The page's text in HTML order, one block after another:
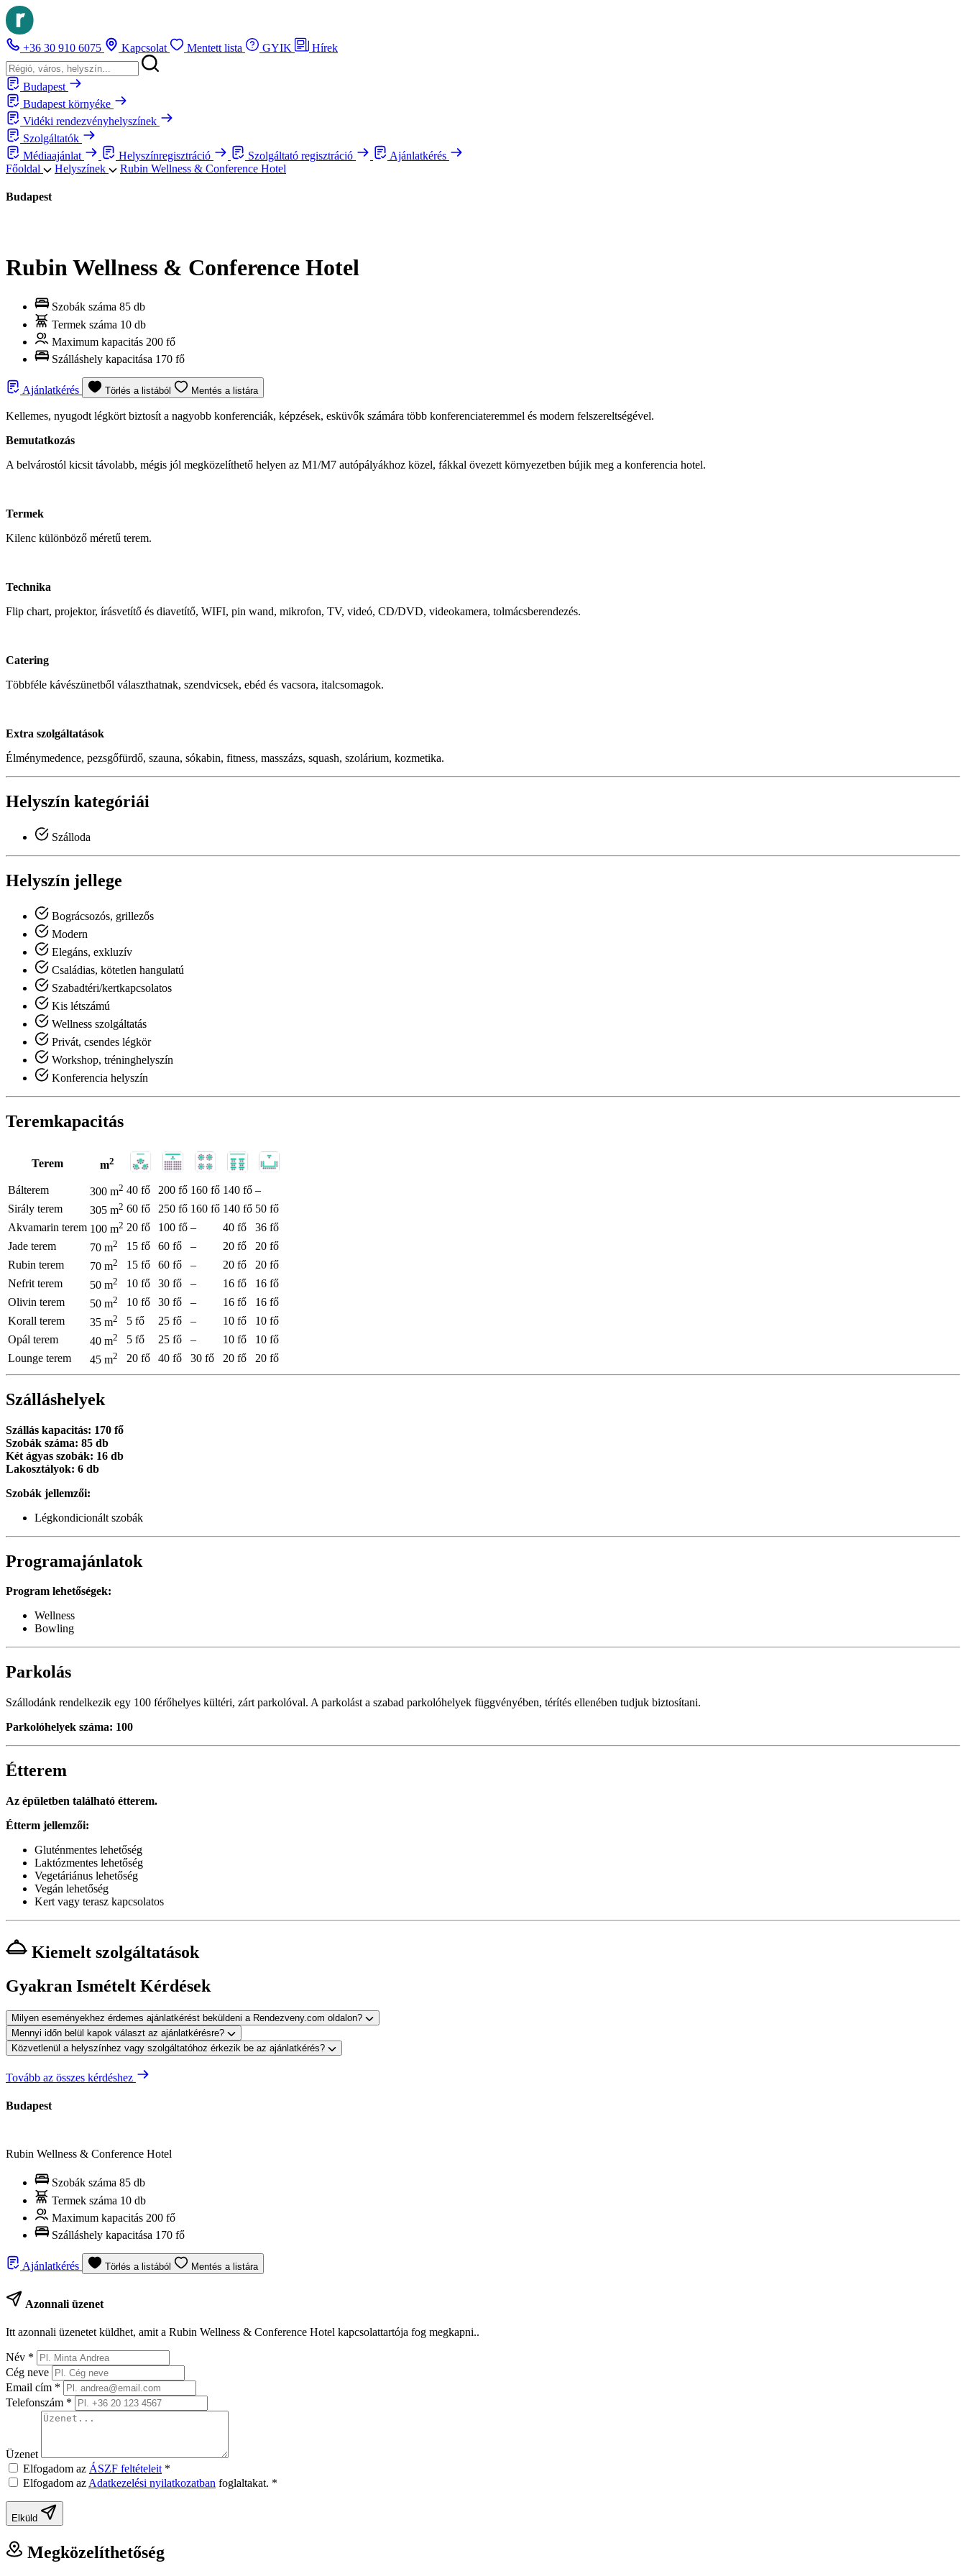
+36 30 910 6075 Kapcsolat Mentett lista GYIK Hírek
Budapest
Budapest környéke
Vidéki rendezvényhelyszínek
Szolgáltatók
Médiaajánlat
Helyszínregisztráció Szolgáltató regisztráció
Ajánlatkérés
Főoldal
Helyszínek Rubin Wellness & Conference Hotel
Budapest
Rubin Wellness & Conference Hotel
Szobák száma 85 db
Termek száma 10 db
Maximum kapacitás 200 fő
Szálláshely kapacitása 170 fő
Ajánlatkérés Törlés a listából Mentés a listára
Kellemes, nyugodt légkört biztosít a nagyobb konferenciák, képzések, esküvők számára több konferenciateremmel és modern felszereltségével.
Bemutatkozás
A belvárostól kicsit távolabb, mégis jól megközelíthető helyen az M1/M7 autópályákhoz közel, fákkal övezett környezetben bújik meg a konferencia hotel.
Termek
Kilenc különböző méretű terem.
Technika
Flip chart, projektor, írásvetítő és diavetítő, WIFI, pin wand, mikrofon, TV, videó, CD/DVD, videokamera, tolmácsberendezés.
Catering
Többféle kávészünetből választhatnak, szendvicsek, ebéd és vacsora, italcsomagok.
Extra szolgáltatások
Élménymedence, pezsgőfürdő, szauna, sókabin, fitness, masszázs, squash, szolárium, kozmetika.
Helyszín kategóriái
Szálloda
Helyszín jellege
Bográcsozós, grillezős
Modern
Elegáns, exkluzív
Családias, kötetlen hangulatú
Szabadtéri/kertkapcsolatos
Kis létszámú
Wellness szolgáltatás
Privát, csendes légkör
Workshop, tréninghelyszín
Konferencia helyszín
Teremkapacitás
Terem m2
Bálterem 300 m2 40 fő 200 fő 160 fő 140 fő –
Sirály terem
305 m2 60 fő 250 fő 160 fő 140 fő 50 fő
Akvamarin terem 100 m2 20 fő 100 fő – 40 fő
36 fő
Jade terem
70 m2 15 fő 60 fő – 20 fő
20 fő
Rubin terem
70 m2 15 fő 60 fő – 20 fő
20 fő
Nefrit terem
50 m2 10 fő 30 fő – 16 fő
16 fő
Olivin terem
50 m2 10 fő 30 fő – 16 fő
16 fő
Korall terem
35 m2 5 fő 25 fő – 10 fő
10 fő
Opál terem
40 m2 5 fő 25 fő – 10 fő
10 fő
Lounge terem
45 m2 20 fő 40 fő 30 fő 20 fő 20 fő
Szálláshelyek
Szállás kapacitás: 170 fő
Szobák száma: 85 db
Két ágyas szobák: 16 db
Lakosztályok: 6 db
Szobák jellemzői:
Légkondicionált szobák
Programajánlatok
Program lehetőségek:
Wellness
Bowling
Parkolás
Szállodánk rendelkezik egy 100 férőhelyes kültéri, zárt parkolóval. A parkolást a szabad parkolóhelyek függvényében, térítés ellenében tudjuk biztosítani.
Parkolóhelyek száma: 100
Étterem
Az épületben található étterem.
Étterm jellemzői:
Gluténmentes lehetőség
Laktózmentes lehetőség
Vegetáriánus lehetőség
Vegán lehetőség
Kert vagy terasz kapcsolatos
Kiemelt szolgáltatások
Gyakran Ismételt Kérdések
Milyen eseményekhez érdemes ajánlatkérést beküldeni a Rendezveny.com oldalon?
Mennyi időn belül kapok választ az ajánlatkérésre?
Közvetlenül a helyszínhez vagy szolgáltatóhoz érkezik be az ajánlatkérés?
Tovább az összes kérdéshez
Budapest
Rubin Wellness & Conference Hotel
Szobák száma 85 db
Termek száma 10 db
Maximum kapacitás 200 fő
Szálláshely kapacitása 170 fő
Ajánlatkérés Törlés a listából Mentés a listára
Azonnali üzenet
Itt azonnali üzenetet küldhet, amit a Rubin Wellness & Conference Hotel kapcsolattartója fog megkapni..
Név *
Cég neve
Email cím *
Telefonszám *
Üzenet
Elfogadom az ÁSZF feltételeit *
Elfogadom az Adatkezelési nyilatkozatban foglaltakat. *
Elküld
Megközelíthetőség